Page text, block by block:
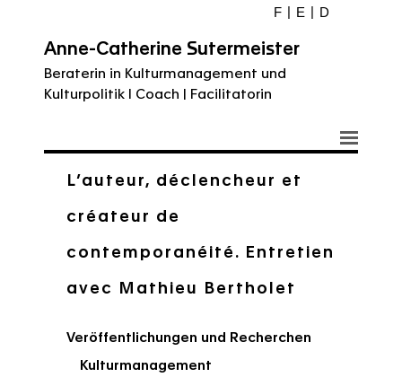
F E D
Anne-Catherine Sutermeister
Beraterin in Kulturmanagement und
Kulturpolitik I Coach | Facilitatorin
L’auteur, déclencheur et
créateur de
contemporanéité. Entretien
avec Mathieu Bertholet
Veröffentlichungen und Recherchen
Kulturmanagement